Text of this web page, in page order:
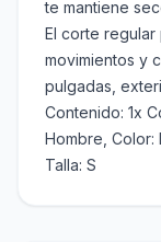
te mantiene
El corte
movimientos y
pulgadas,
Contenido: 1x
Hombre, Color:
Talla: S